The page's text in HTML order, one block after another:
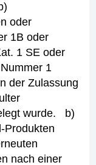
oder
1B oder
1 SE oder
1
der Zulassung
wurde.
b)
Produkten
nach einer